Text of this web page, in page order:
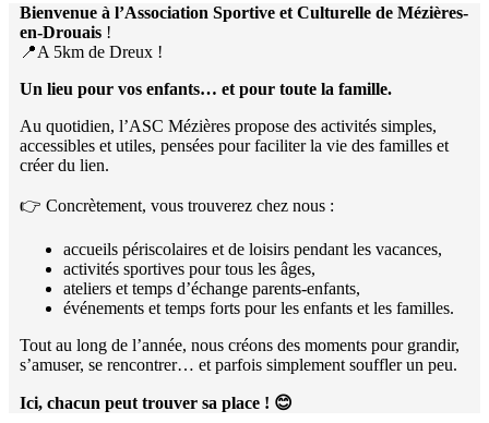
Bienvenue à l’Association Sportive et Culturelle de Mézières-
en-Drouais !
📍A 5km de Dreux !
Un lieu pour vos enfants… et pour toute la famille.
Au quotidien, l’ASC Mézières propose des activités simples,
accessibles et utiles, pensées pour faciliter la vie des familles et
créer du lien.
👉 Concrètement, vous trouverez chez nous :
accueils périscolaires et de loisirs pendant les vacances,
activités sportives pour tous les âges,
ateliers et temps d’échange parents-enfants,
événements et temps forts pour les enfants et les familles.
Tout au long de l’année, nous créons des moments pour grandir,
s’amuser, se rencontrer… et parfois simplement souffler un peu.
Ici, chacun peut trouver sa place ! 😊